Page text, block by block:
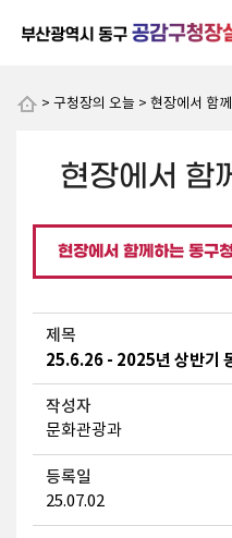
> 구청장의 오늘 > 현장에서 함
현장에서 함
현장에서 함께하는 동구
제목
25.6.26 - 2025년 상반기
작성자
문화관광과
등록일
25.07.02